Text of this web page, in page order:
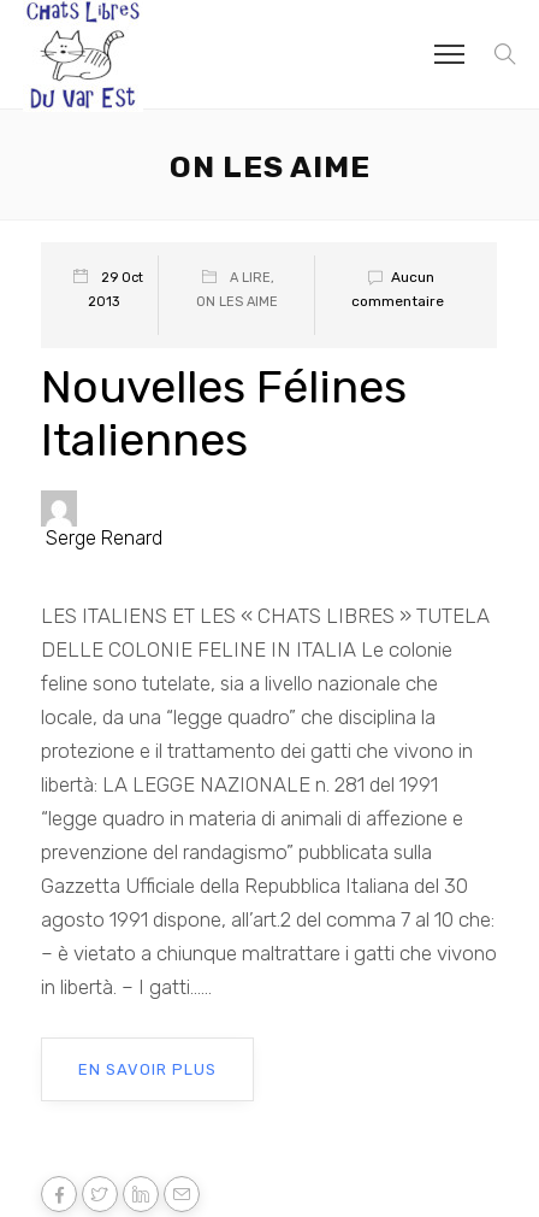
ON LES AIME
29 Oct
2013
A LIRE,
ON LES AIME
Aucun
commentaire
Nouvelles Félines
Italiennes
Serge Renard
LES ITALIENS ET LES « CHATS LIBRES » TUTELA
DELLE COLONIE FELINE IN ITALIA Le colonie
feline sono tutelate, sia a livello nazionale che
locale, da una “legge quadro” che disciplina la
protezione e il trattamento dei gatti che vivono in
libertà: LA LEGGE NAZIONALE n. 281 del 1991
“legge quadro in materia di animali di affezione e
prevenzione del randagismo” pubblicata sulla
Gazzetta Ufficiale della Repubblica Italiana del 30
agosto 1991 dispone, all’art.2 del comma 7 al 10 che:
– è vietato a chiunque maltrattare i gatti che vivono
in libertà. – I gatti......
EN SAVOIR PLUS